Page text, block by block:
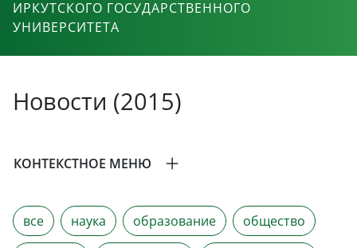
ИРКУТСКОГО ГОСУДАРСТВЕННОГО
УНИВЕРСИТЕТА
Новости (2015)
КОНТЕКСТНОЕ МЕНЮ
все наука образование общество